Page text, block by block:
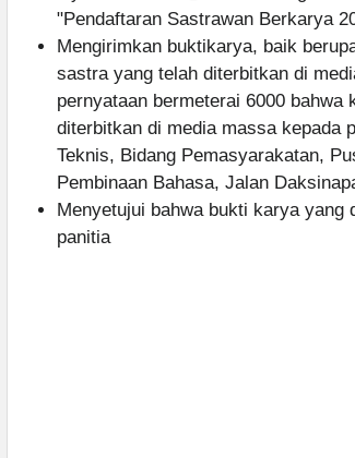
"Pendaftaran Sastrawan Berkarya
Mengirimkan buktikarya, baik
sastra yang telah diterbitkan di
pernyataan bermeterai 6000
diterbitkan di media massa kepada
Teknis, Bidang Pemasyarakatan,
Pembinaan Bahasa, Jalan
Menyetujui bahwa bukti karya
panitia